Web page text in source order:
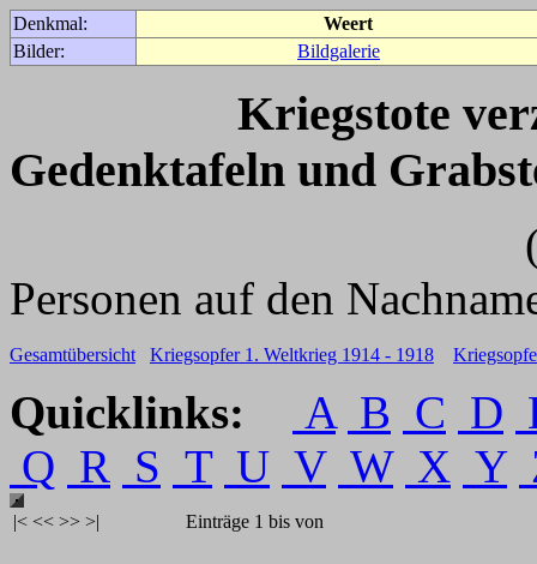
Denkmal:
Weert
Bilder:
Bildgalerie
Kriegstote
Gedenktafeln und
(Für weitere
Personen auf den
Gesamtübersicht Kriegsopfer 1. Weltkrieg 1914 - 1918
Quicklinks: A B C D
Q R S T U V W X Y
|< << >> >| Einträge 1 bis von